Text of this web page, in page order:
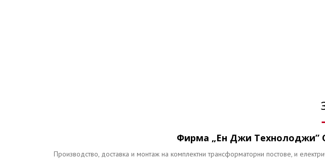
Фирма „Ен Джи Технолоджи”
Производство, доставка и монтаж на комплектни трансформаторни постове, и